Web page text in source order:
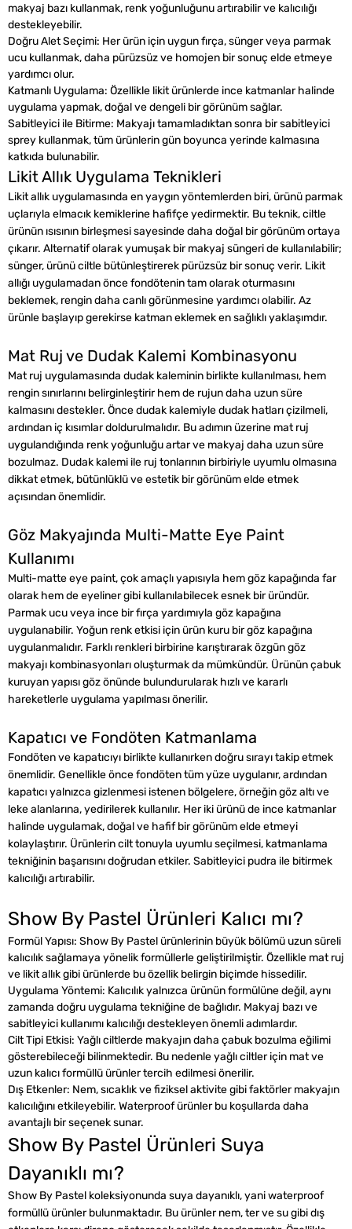
makyaj bazı kullanmak, renk yoğunluğunu artırabilir ve kalıcılığı
destekleyebilir.
Doğru Alet Seçimi: Her ürün için uygun fırça, sünger veya parmak
ucu kullanmak, daha pürüzsüz ve homojen bir sonuç elde etmeye
yardımcı olur.
Katmanlı Uygulama: Özellikle likit ürünlerde ince katmanlar halinde
uygulama yapmak, doğal ve dengeli bir görünüm sağlar.
Sabitleyici ile Bitirme: Makyajı tamamladıktan sonra bir sabitleyici
sprey kullanmak, tüm ürünlerin gün boyunca yerinde kalmasına
katkıda bulunabilir.
Likit Allık Uygulama Teknikleri
Likit allık uygulamasında en yaygın yöntemlerden biri, ürünü parmak
uçlarıyla elmacık kemiklerine hafifçe yedirmektir. Bu teknik, ciltle
ürünün ısısının birleşmesi sayesinde daha doğal bir görünüm ortaya
çıkarır. Alternatif olarak yumuşak bir makyaj süngeri de kullanılabilir;
sünger, ürünü ciltle bütünleştirerek pürüzsüz bir sonuç verir. Likit
allığı uygulamadan önce fondötenin tam olarak oturmasını
beklemek, rengin daha canlı görünmesine yardımcı olabilir. Az
ürünle başlayıp gerekirse katman eklemek en sağlıklı yaklaşımdır.
Mat Ruj ve Dudak Kalemi Kombinasyonu
Mat ruj uygulamasında dudak kaleminin birlikte kullanılması, hem
rengin sınırlarını belirginleştirir hem de rujun daha uzun süre
kalmasını destekler. Önce dudak kalemiyle dudak hatları çizilmeli,
ardından iç kısımlar doldurulmalıdır. Bu adımın üzerine mat ruj
uygulandığında renk yoğunluğu artar ve makyaj daha uzun süre
bozulmaz. Dudak kalemi ile ruj tonlarının birbiriyle uyumlu olmasına
dikkat etmek, bütünlüklü ve estetik bir görünüm elde etmek
açısından önemlidir.
Göz Makyajında Multi-Matte Eye Paint
Kullanımı
Multi-matte eye paint, çok amaçlı yapısıyla hem göz kapağında far
olarak hem de eyeliner gibi kullanılabilecek esnek bir üründür.
Parmak ucu veya ince bir fırça yardımıyla göz kapağına
uygulanabilir. Yoğun renk etkisi için ürün kuru bir göz kapağına
uygulanmalıdır. Farklı renkleri birbirine karıştırarak özgün göz
makyajı kombinasyonları oluşturmak da mümkündür. Ürünün çabuk
kuruyan yapısı göz önünde bulundurularak hızlı ve kararlı
hareketlerle uygulama yapılması önerilir.
Kapatıcı ve Fondöten Katmanlama
Fondöten ve kapatıcıyı birlikte kullanırken doğru sırayı takip etmek
önemlidir. Genellikle önce fondöten tüm yüze uygulanır, ardından
kapatıcı yalnızca gizlenmesi istenen bölgelere, örneğin göz altı ve
leke alanlarına, yedirilerek kullanılır. Her iki ürünü de ince katmanlar
halinde uygulamak, doğal ve hafif bir görünüm elde etmeyi
kolaylaştırır. Ürünlerin cilt tonuyla uyumlu seçilmesi, katmanlama
tekniğinin başarısını doğrudan etkiler. Sabitleyici pudra ile bitirmek
kalıcılığı artırabilir.
Show By Pastel Ürünleri Kalıcı mı?
Formül Yapısı: Show By Pastel ürünlerinin büyük bölümü uzun süreli
kalıcılık sağlamaya yönelik formüllerle geliştirilmiştir. Özellikle mat ruj
ve likit allık gibi ürünlerde bu özellik belirgin biçimde hissedilir.
Uygulama Yöntemi: Kalıcılık yalnızca ürünün formülüne değil, aynı
zamanda doğru uygulama tekniğine de bağlıdır. Makyaj bazı ve
sabitleyici kullanımı kalıcılığı destekleyen önemli adımlardır.
Cilt Tipi Etkisi: Yağlı ciltlerde makyajın daha çabuk bozulma eğilimi
gösterebileceği bilinmektedir. Bu nedenle yağlı ciltler için mat ve
uzun kalıcı formüllü ürünler tercih edilmesi önerilir.
Dış Etkenler: Nem, sıcaklık ve fiziksel aktivite gibi faktörler makyajın
kalıcılığını etkileyebilir. Waterproof ürünler bu koşullarda daha
avantajlı bir seçenek sunar.
Show By Pastel Ürünleri Suya
Dayanıklı mı?
Show By Pastel koleksiyonunda suya dayanıklı, yani waterproof
formüllü ürünler bulunmaktadır. Bu ürünler nem, ter ve su gibi dış